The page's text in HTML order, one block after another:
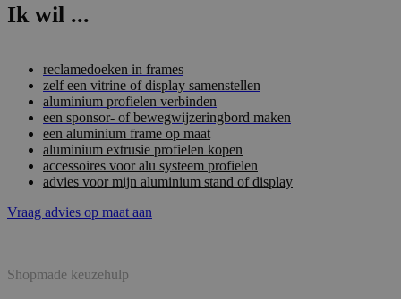
Ik wil ...
reclamedoeken in frames
zelf een vitrine of display samenstellen
aluminium profielen verbinden
een sponsor- of bewegwijzeringbord maken
een aluminium frame op maat
aluminium extrusie profielen kopen
accessoires voor alu systeem profielen
advies voor mijn aluminium stand of display
Vraag advies op maat aan
Shopmade keuzehulp